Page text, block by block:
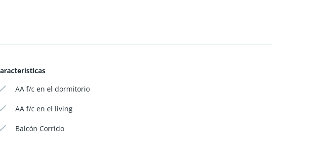
AA f/c en el dormitorio
AA f/c en el living
Balcón Corrido